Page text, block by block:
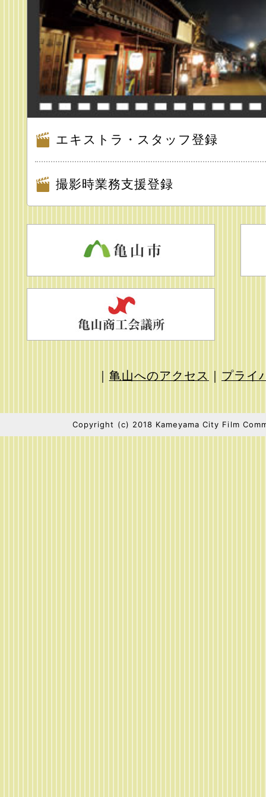
エキストラ・スタッフ登録
撮影時業務支援登録
｜ 亀山へのアクセス ｜ プライ
Copyright (c) 2018 Kameyama City Film